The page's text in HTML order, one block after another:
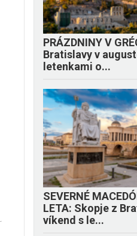
PRÁZDNINY V
Bratislavy v
letenkami o...
SEVERNÉ
LETA: Skopje z
víkend s le...